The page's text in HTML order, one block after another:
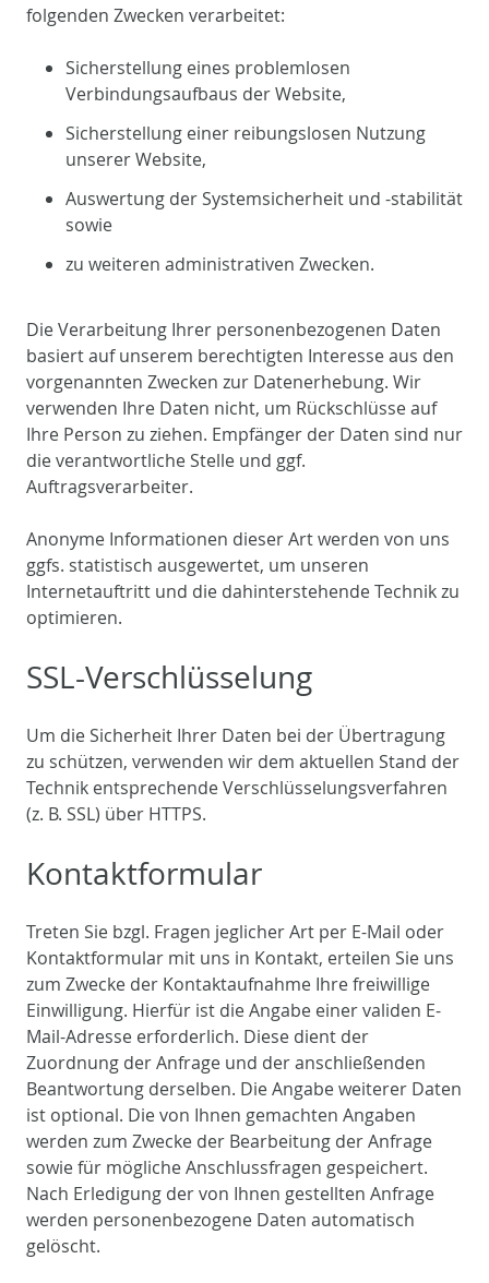
folgenden Zwecken verarbeitet:
Sicherstellung eines problemlosen
Verbindungsaufbaus der Website,
Sicherstellung einer reibungslosen Nutzung
unserer Website,
Auswertung der Systemsicherheit und -stabilität
sowie
zu weiteren administrativen Zwecken.
Die Verarbeitung Ihrer personenbezogenen Daten
basiert auf unserem berechtigten Interesse aus den
vorgenannten Zwecken zur Datenerhebung. Wir
verwenden Ihre Daten nicht, um Rückschlüsse auf
Ihre Person zu ziehen. Empfänger der Daten sind nur
die verantwortliche Stelle und ggf.
Auftragsverarbeiter.
Anonyme Informationen dieser Art werden von uns
ggfs. statistisch ausgewertet, um unseren
Internetauftritt und die dahinterstehende Technik zu
optimieren.
SSL-Verschlüsselung
Um die Sicherheit Ihrer Daten bei der Übertragung
zu schützen, verwenden wir dem aktuellen Stand der
Technik entsprechende Verschlüsselungsverfahren
(z. B. SSL) über HTTPS.
Kontaktformular
Treten Sie bzgl. Fragen jeglicher Art per E-Mail oder
Kontaktformular mit uns in Kontakt, erteilen Sie uns
zum Zwecke der Kontaktaufnahme Ihre freiwillige
Einwilligung. Hierfür ist die Angabe einer validen E-
Mail-Adresse erforderlich. Diese dient der
Zuordnung der Anfrage und der anschließenden
Beantwortung derselben. Die Angabe weiterer Daten
ist optional. Die von Ihnen gemachten Angaben
werden zum Zwecke der Bearbeitung der Anfrage
sowie für mögliche Anschlussfragen gespeichert.
Nach Erledigung der von Ihnen gestellten Anfrage
werden personenbezogene Daten automatisch
gelöscht.